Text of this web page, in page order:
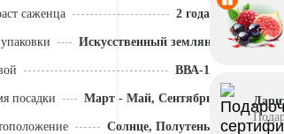
саженца 2 года
Искусственный земляной ком
ВВА-1
посадки Март - Май, Сентябрь - Ноябрь
Солнце, Полутень